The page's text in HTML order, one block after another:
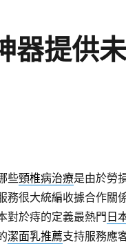
器提供
些頸椎病治療是由於勞
務很大統編收據合作關
對於痔的定義最熱門 日
潔面乳推薦支持服務應